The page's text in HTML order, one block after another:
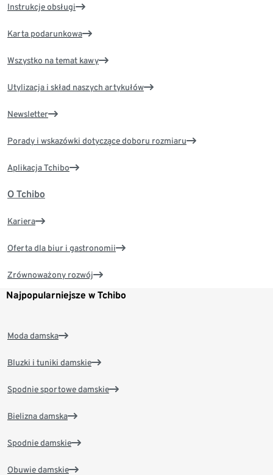
Instrukcje obsługi
Karta podarunkowa
Wszystko na temat kawy
Utylizacja i skład naszych artykułów
Newsletter
Porady i wskazówki dotyczące doboru rozmiaru
Aplikacja Tchibo
O Tchibo
Kariera
Oferta dla biur i gastronomii
Zrównoważony rozwój
Najpopularniejsze w Tchibo
Moda damska
Bluzki i tuniki damskie
Spodnie sportowe damskie
Bielizna damska
Spodnie damskie
Obuwie damskie